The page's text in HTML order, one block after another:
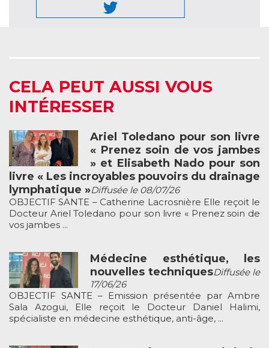
CELA PEUT AUSSI VOUS
INTÉRESSER
Ariel Toledano pour son livre
« Prenez soin de vos jambes
» et Elisabeth Nado pour son
livre « Les incroyables pouvoirs du drainage
lymphatique »Diffusée le 08/07/26
OBJECTIF SANTE – Catherine Lacrosnière Elle reçoit le
Docteur Ariel Toledano pour son livre « Prenez soin de
vos jambes ...
Médecine esthétique, les
nouvelles techniquesDiffusée le
17/06/26
OBJECTIF SANTE – Emission présentée par Ambre
Sala Azogui, Elle reçoit le Docteur Daniel Halimi,
spécialiste en médecine esthétique, anti-âge, ...